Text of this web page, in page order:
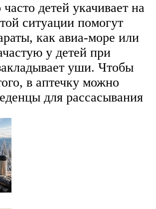
детей укачивает на
ситуации помогут
как авиа-море или
у детей при
уши. Чтобы
в аптечку можно
для рассасывания